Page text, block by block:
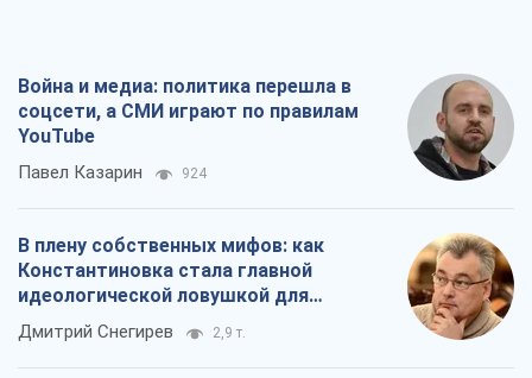
Война и медиа: политика перешла в
соцсети, а СМИ играют по правилам
YouTube
Павел Казарин 924
В плену собственных мифов: как
Константиновка стала главной
идеологической ловушкой для
российских оккупантов
Дмитрий Снегирев 2,9 т.